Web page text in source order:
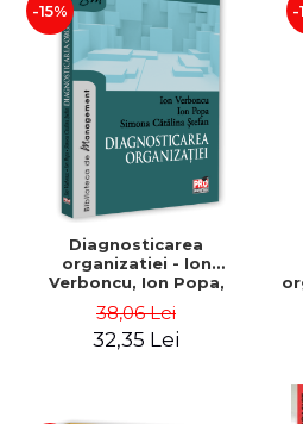
-15%
Diagnosticarea
organizatiei - Ion
Verboncu, Ion Popa,
38,06 Lei
32,35 Lei
-